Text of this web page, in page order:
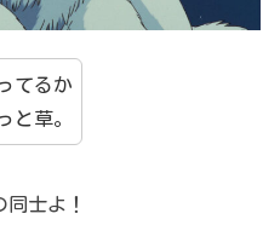
てるか
と草。
士よ！